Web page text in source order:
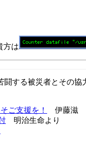
方は
する被災者とその
ご支援を！
伊藤滋
明治生命より